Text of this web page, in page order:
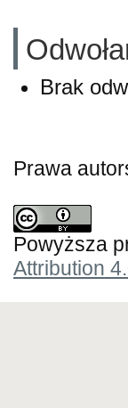
Brak
Prawa
Powyższa
Attribution